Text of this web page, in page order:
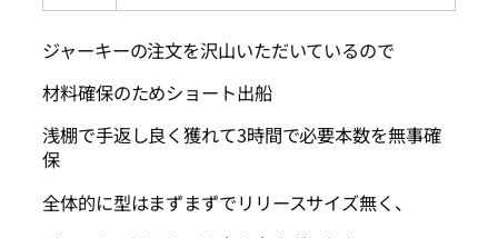
ジャーキーの注文を沢山いただいているので
材料確保のためショート出船
浅棚で手返し良く獲れて3時間で必要本数を無事確
保
全体的に型はまずまずでリリースサイズ無く、